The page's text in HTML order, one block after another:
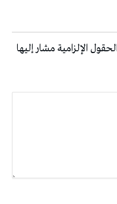
الحقول الإلزامية مشار إليها